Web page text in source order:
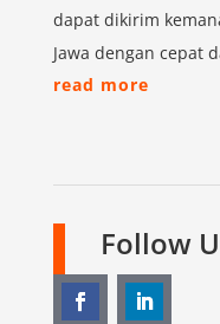
dapat dikirim
Jawa dengan cepat
read more
Follow